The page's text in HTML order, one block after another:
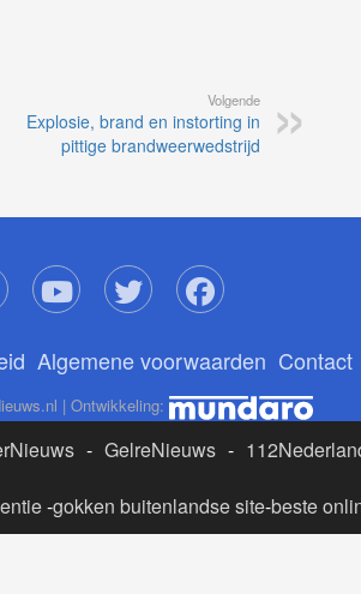
Volgende
Explosie, brand en instorting in
pittige brandweerwedstrijd
Algemene voorwaarden Contact
| Ontwikkeling:
- GelreNieuws -
-gokken buitenlandse site-beste